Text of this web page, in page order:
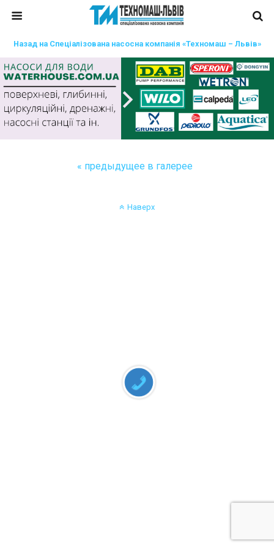
Назад на Спеціалізована насосна компанія «Техномаш – Львів»
« предыдущее в галерее
Наверх